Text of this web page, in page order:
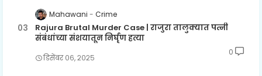
Mahawani Crime
Rajura Brutal Murder Case | राजुरा तालुक्यात पत्नी
संबंधांच्या संशयातून निर्घृण हत्या
डिसेंबर ०६, २०२५
0